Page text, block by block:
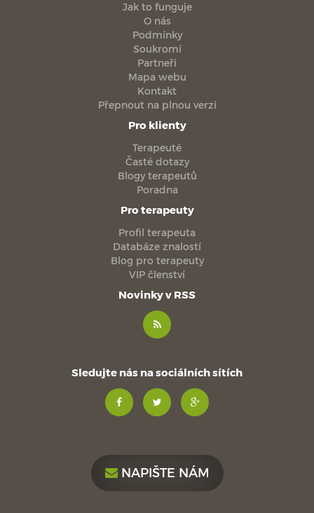
Jak to funguje
O nás
Podmínky
Soukromí
Partneři
Mapa webu
Kontakt
Přepnout na plnou verzi
Pro klienty
Terapeuté
Časté dotazy
Blogy terapeutů
Poradna
Pro terapeuty
Profil terapeuta
Databáze znalostí
Blog pro terapeuty
VIP členství
Novinky v RSS
Sledujte nás na sociálních sítích
NAPIŠTE NÁM